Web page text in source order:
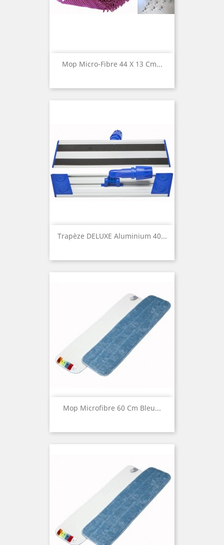
Mop Micro-Fibre 44 X 13 Cm...
Trapèze DELUXE Aluminium 40...
Mop Microfibre 60 Cm Bleu...